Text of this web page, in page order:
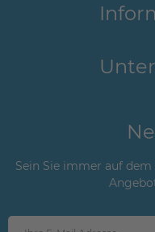
Sein Sie immer auf